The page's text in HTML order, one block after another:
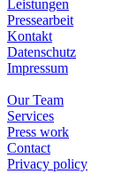
Leistungen
Pressearbeit
Kontakt
Datenschutz
Impressum
Our Team
Services
Press work
Contact
Privacy policy